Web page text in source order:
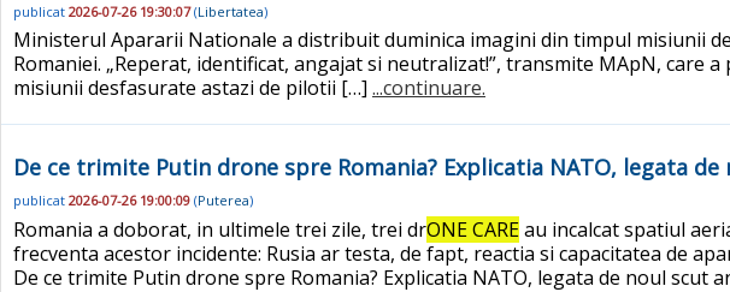
publicat 2026-07-26 19:30:07(Libertatea)
Ministerul Apararii Nationale a distribuit duminica imagini din timpul misiunii
Romaniei. „Reperat, identificat, angajat si neutralizat!”, transmite MApN,
misiunii desfasurate astazi de pilotii […] ...continuare.
De ce trimite Putin drone spre Romania? Explicatia NATO, legata
publicat 2026-07-26 19:00:09 (Puterea)
Romania a doborat, in ultimele trei zile, trei drONE CAREau incalcat spatiul
frecventa acestor incidente: Rusia ar testa, de fapt, reactia si capacitatea de
De ce trimite Putin drone spre Romania? Explicatia NATO, legata de noul scut